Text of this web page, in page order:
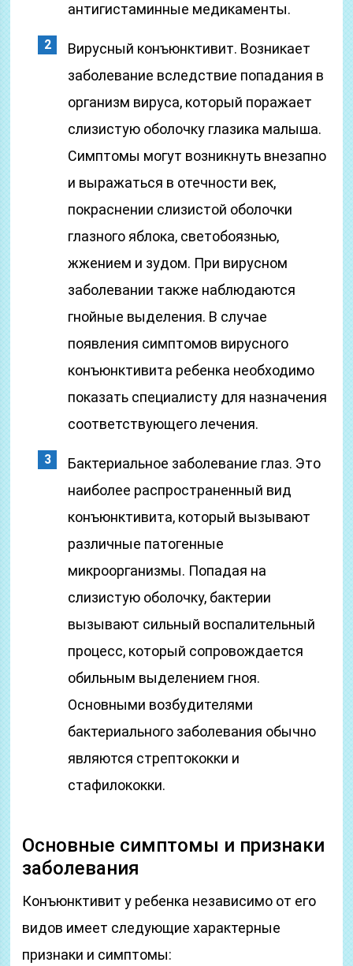
антигистаминные медикаменты.
Вирусный конъюнктивит. Возникает
заболевание вследствие попадания в
организм вируса, который поражает
слизистую оболочку глазика малыша.
Симптомы могут возникнуть внезапно
и выражаться в отечности век,
покраснении слизистой оболочки
глазного яблока, светобоязнью,
жжением и зудом. При вирусном
заболевании также наблюдаются
гнойные выделения. В случае
появления симптомов вирусного
конъюнктивита ребенка необходимо
показать специалисту для назначения
соответствующего лечения.
Бактериальное заболевание глаз. Это
наиболее распространенный вид
конъюнктивита, который вызывают
различные патогенные
микроорганизмы. Попадая на
слизистую оболочку, бактерии
вызывают сильный воспалительный
процесс, который сопровождается
обильным выделением гноя.
Основными возбудителями
бактериального заболевания обычно
являются стрептококки и
стафилококки.
Основные симптомы и признаки
заболевания
Конъюнктивит у ребенка независимо от его
видов имеет следующие характерные
признаки и симптомы: